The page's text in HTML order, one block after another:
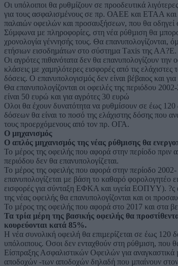
Οι υπόλοιποι θα ρυθµίζουν σε προοδευτικά
για τους ασφαλισµένους σε πρ. ΟΑΕΕ και ΕΤΑΑ και
παλαιών οφειλών και προσαυξήσεων, που θα
Σύµφωνα µε πληροφορίες, στη νέα ρύθµιση θα
χρονολογία γέννησής τους. Θα
ετήσιων εισοδηµάτων στο σύστηµα Τaxis της ΑΑ?Ε.
Οι αγρότες πιθανότατα δεν θα επανυπολογίζουν
κλάσεις µε χαµηλότερες εισφορές από τις
δόσεις. Ο επανυπολογισµός δεν είναι βέβαιος και
Θα επανυπολογίζονται οι οφειλές της περιόδου
είναι 50 ευρώ και για αγρότες 30 ευρώ
Ολοι θα έχουν δυνατότητα να ρυθµίσουν σε έως 120
δόσεων θα είναι το ποσό της ελάχιστης δόσης που
τους προερχόµενους από τον πρ. ΟΓΑ.
Ο µηχανισµός
Ο απλός µηχανισµός της νέας ρύθµισης θα
Το µέρος της οφειλής που αφορά στην περίοδο πριν
περιόδου δεν θα επανυπολογίζεται.
Το µέρος της οφειλής που αφορά στην περίοδο
επανυπολογίζεται µε βάση το καθαρό φορολογητέο
εισφορές για σύνταξη ΕΦΚΑ και υγεία ΕΟΠΥΥ). ?ς
της νέας οφειλής θα επανυπολογίζονται και οι
Το µέρος της οφειλής που αφορά στο 2017 και στα
Τα τρία µέρη της βασικής οφειλής θα
κουρεύονται κατά 85%.
Η νέα συνολική οφειλή θα επιµερίζεται σε έως 120
υπόλοιπους. Οσοι δεν ενταχθούν στη ρύθµιση, που
Είσπραξης Ασφαλιστικών Οφειλών για
αποδοχών -των αποδοχών δηλαδή που µπαίνουν στον